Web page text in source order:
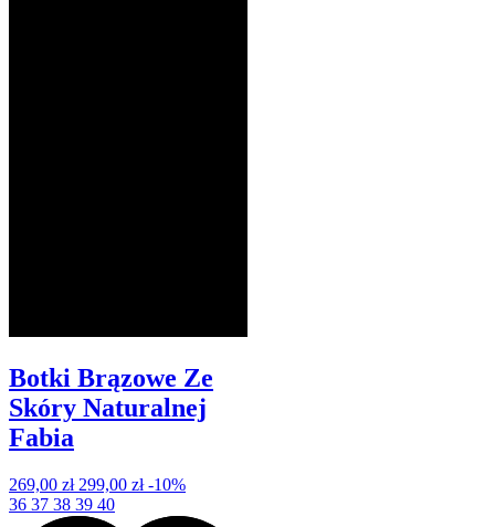
Botki Brązowe Ze
Skóry Naturalnej
Fabia
269,00 zł 299,00 zł -10%
36 37 38 39 40